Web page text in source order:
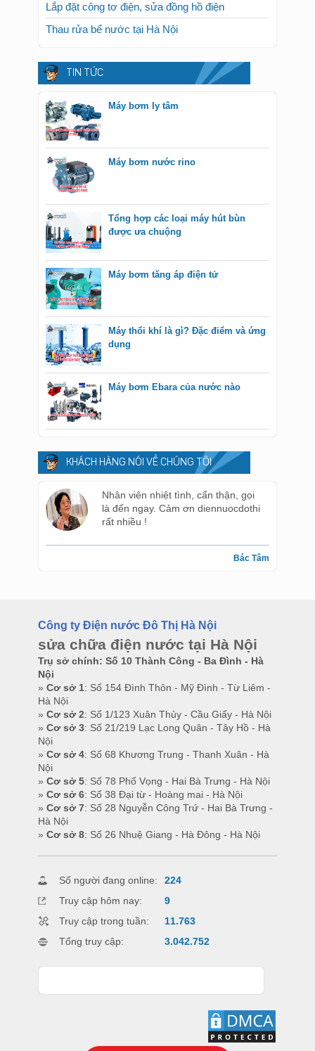
Lắp đặt công tơ điện, sửa đồng hồ điện
Thau rửa bể nước tại Hà Nội
TIN TỨC
Máy bơm ly tâm
Máy bơm nước rino
Tổng hợp các loại máy hút bùn
được ưa chuộng
Máy bơm tăng áp điện tử
Máy thổi khí là gì? Đặc điểm và ứng
dụng
Máy bơm Ebara của nước nào
KHÁCH HÀNG NÓI VỀ CHÚNG TÔI
Nhân viên nhiệt tình, cẩn thận, gọi
là đến ngay. Cảm ơn diennuocdothi
rất nhiều !
Bác Tâm
Công ty Điện nước Đô Thị Hà Nội
sửa chữa điện nước tại Hà Nội
Trụ sở chính: Số 10 Thành Công - Ba Đình - Hà
Nội
» Cơ sở 1: Số 154 Đình Thôn - Mỹ Đình - Từ Liêm -
Hà Nội
» Cơ sở 2: Số 1/123 Xuân Thủy - Cầu Giấy - Hà Nội
» Cơ sở 3: Số 21/219 Lạc Long Quân - Tây Hồ - Hà
Nội
» Cơ sở 4: Số 68 Khương Trung - Thanh Xuân - Hà
Nội
» Cơ sở 5: Số 78 Phố Vọng - Hai Bà Trưng - Hà Nội
» Cơ sở 6: Số 38 Đại từ - Hoàng mai - Hà Nội
» Cơ sở 7: Số 28 Nguyễn Công Trứ - Hai Bà Trưng -
Hà Nội
» Cơ sở 8: Số 26 Nhuệ Giang - Hà Đông - Hà Nội
Số người đang online:
224
Truy cập hôm nay:
9
Truy cập trong tuần:
11.763
Tổng truy cập:
3.042.752